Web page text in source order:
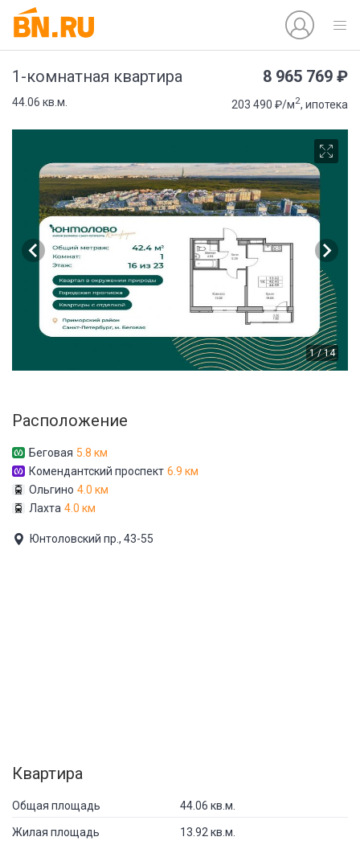
1-комнатная квартира 8 965 769 ₽
44.06 кв.м. 203 490 ₽/м2, ипотека
1 / 14
Расположение
Беговая 5.8 км
Комендантский проспект 6.9 км
Ольгино 4.0 км
Лахта 4.0 км
Юнтоловский пр., 43-55
Квартира
Общая площадь 44.06 кв.м.
Жилая площадь 13.92 кв.м.